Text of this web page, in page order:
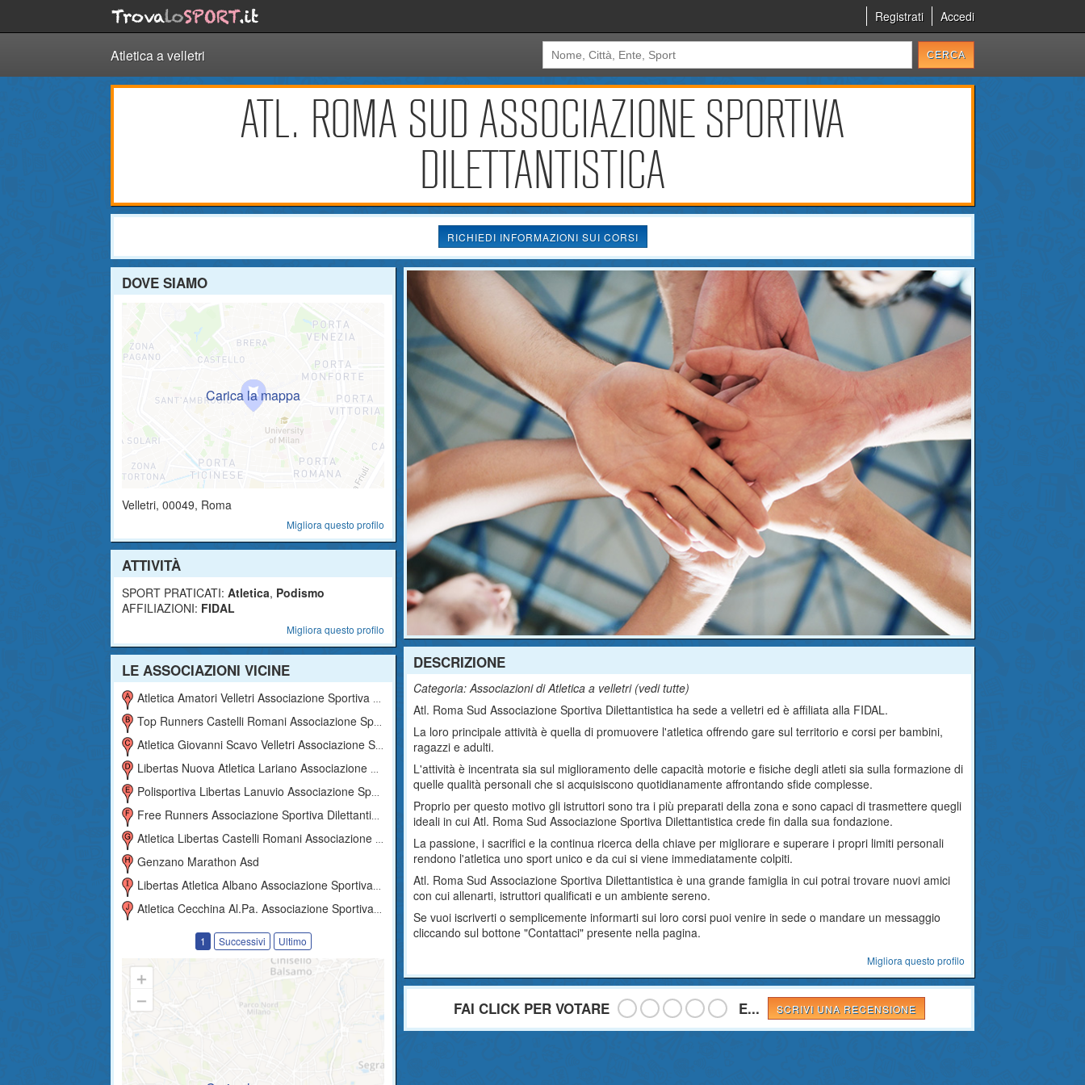
Registrati Accedi
Atletica a velletri
ATL. ROMA SUD ASSOCIAZIONE SPORTIVA
DILETTANTISTICA
RICHIEDI INFORMAZIONI SUI CORSI
DOVE SIAMO
Velletri, 00049, Roma
Migliora questo profilo
ATTIVITÀ
SPORT PRATICATI: Atletica, Podismo
AFFILIAZIONI: FIDAL
Migliora questo profilo
LE ASSOCIAZIONI VICINE
Atletica Amatori Velletri Associazione Sportiva Dilettantistica
Top Runners Castelli Romani Associazione Sportiva Dilettantistica
Atletica Giovanni Scavo Velletri Associazione Sportiva Dilettantistica
Libertas Nuova Atletica Lariano Associazione Sportiva Dilettantistica
Polisportiva Libertas Lanuvio Associazione Sportiva Dilettantistica
Free Runners Associazione Sportiva Dilettantistica
Atletica Libertas Castelli Romani Associazione Sportiva Dilettantistica
Genzano Marathon Asd
Libertas Atletica Albano Associazione Sportiva Dilettantistica
Atletica Cecchina Al.pa. Associazione Sportiva Dilettantistica
1 Successivi Ultimo
DESCRIZIONE
Categoria: Associazioni di Atletica a velletri (vedi tutte)
Atl. Roma Sud Associazione Sportiva Dilettantistica ha sede a velletri ed è affiliata alla FIDAL.
La loro principale attività è quella di promuovere l'atletica offrendo gare sul territorio e corsi per bambini,
ragazzi e adulti.
L'attività è incentrata sia sul miglioramento delle capacità motorie e fisiche degli atleti sia sulla formazione di
quelle qualità personali che si acquisiscono quotidianamente affrontando sfide complesse.
Proprio per questo motivo gli istruttori sono tra i più preparati della zona e sono capaci di trasmettere quegli
ideali in cui Atl. Roma Sud Associazione Sportiva Dilettantistica crede fin dalla sua fondazione.
La passione, i sacrifici e la continua ricerca della chiave per migliorare e superare i propri limiti personali
rendono l'atletica uno sport unico e da cui si viene immediatamente colpiti.
Atl. Roma Sud Associazione Sportiva Dilettantistica è una grande famiglia in cui potrai trovare nuovi amici
con cui allenarti, istruttori qualificati e un ambiente sereno.
Se vuoi iscriverti o semplicemente informarti sui loro corsi puoi venire in sede o mandare un messaggio
cliccando sul bottone "Contattaci" presente nella pagina.
Migliora questo profilo
FAI CLICK PER VOTARE E... SCRIVI UNA RECENSIONE